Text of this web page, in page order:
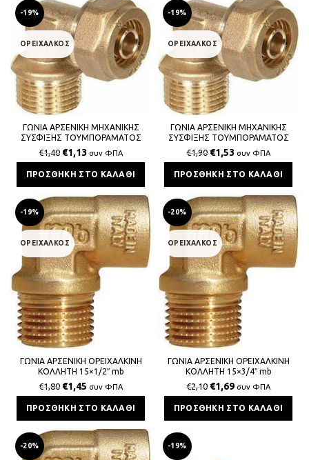
-19%
ΟΡΕΙΧΑΛΚΟΣ
ΓΩΝΙΑ ΑΡΣΕΝΙΚΗ ΜΗΧΑΝΙΚΗΣ
ΣΥΣΦΙΞΗΣ ΤΟΥΜΠΟΡΑΜΑΤΟΣ
16x2x1/2 BS
€1,40 €1,13 συν ΦΠΑ
ΠΡΟΣΘΉΚΗ ΣΤΟ ΚΑΛΆΘΙ
-19%
ΟΡΕΙΧΑΛΚΟΣ
ΓΩΝΙΑ ΑΡΣΕΝΙΚΗ ΜΗΧΑΝΙΚΗΣ
ΣΥΣΦΙΞΗΣ ΤΟΥΜΠΟΡΑΜΑΤΟΣ
18×2,5×1/2 BS
€1,90 €1,53 συν ΦΠΑ
ΠΡΟΣΘΉΚΗ ΣΤΟ ΚΑΛΆΘΙ
-19%
ΟΡΕΙΧΑΛΚΟΣ
ΓΩΝΙΑ ΑΡΣΕΝΙΚΗ ΟΡΕΙΧΑΛΚΙΝΗ
ΚΟΛΛΗΤΗ 15×1/2″ mb
€1,80 €1,45 συν ΦΠΑ
ΠΡΟΣΘΉΚΗ ΣΤΟ ΚΑΛΆΘΙ
-20%
ΟΡΕΙΧΑΛΚΟΣ
ΓΩΝΙΑ ΑΡΣΕΝΙΚΗ ΟΡΕΙΧΑΛΚΙΝΗ
ΚΟΛΛΗΤΗ 15×3/4″ mb
€2,10 €1,69 συν ΦΠΑ
ΠΡΟΣΘΉΚΗ ΣΤΟ ΚΑΛΆΘΙ
-20% -19%